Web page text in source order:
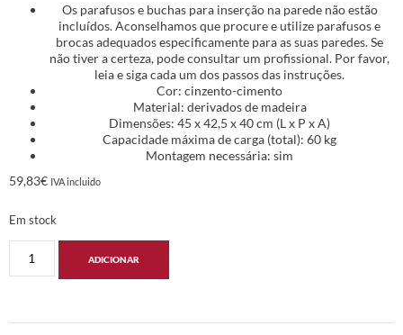
Os parafusos e buchas para inserção na parede não estão
incluídos. Aconselhamos que procure e utilize parafusos e
brocas adequados especificamente para as suas paredes. Se
não tiver a certeza, pode consultar um profissional. Por favor,
leia e siga cada um dos passos das instruções.
Cor: cinzento-cimento
Material: derivados de madeira
Dimensões: 45 x 42,5 x 40 cm (L x P x A)
Capacidade máxima de carga (total): 60 kg
Montagem necessária: sim
59,83€ IVA incluido
Em stock
ADICIONAR